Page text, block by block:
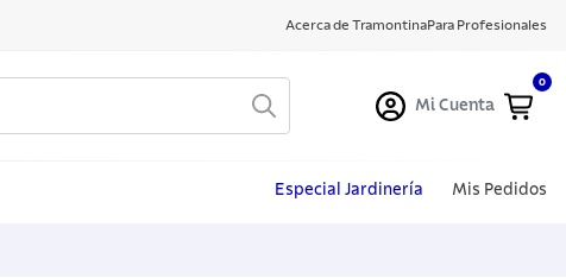
Acerca de TramontinaPara Profesionales
Mi Cuenta
0
Especial Jardinería Mis Pedidos